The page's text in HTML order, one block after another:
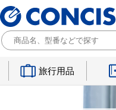
旅行用品